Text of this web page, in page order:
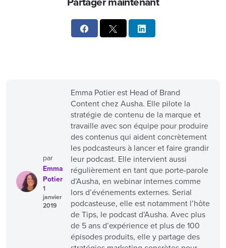
par
Emma
Potier
1
janvier
2019
Emma Potier est Head of Brand
Content chez Ausha. Elle pilote la
stratégie de contenu de la marque et
travaille avec son équipe pour produire
des contenus qui aident concrètement
les podcasteurs à lancer et faire grandir
leur podcast. Elle intervient aussi
régulièrement en tant que porte-parole
d’Ausha, en webinar internes comme
lors d’événements externes. Serial
podcasteuse, elle est notamment l’hôte
de Tips, le podcast d’Ausha. Avec plus
de 5 ans d’expérience et plus de 100
épisodes produits, elle y partage des